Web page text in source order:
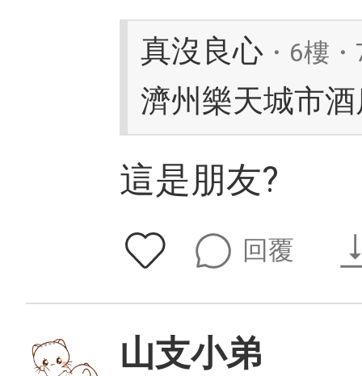
真沒良心 ・6樓
濟州樂天城市
這是朋友?
回覆
山支小弟